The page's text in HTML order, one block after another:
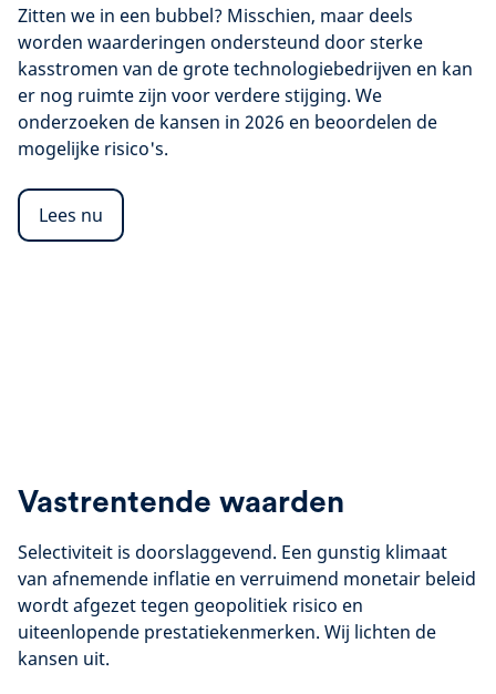
Zitten we in een bubbel? Misschien, maar deels
worden waarderingen ondersteund door sterke
kasstromen van de grote technologiebedrijven en kan
er nog ruimte zijn voor verdere stijging. We
onderzoeken de kansen in 2026 en beoordelen de
mogelijke risico's.
Lees nu
Vastrentende waarden
Selectiviteit is doorslaggevend. Een gunstig klimaat
van afnemende inflatie en verruimend monetair beleid
wordt afgezet tegen geopolitiek risico en
uiteenlopende prestatiekenmerken. Wij lichten de
kansen uit.